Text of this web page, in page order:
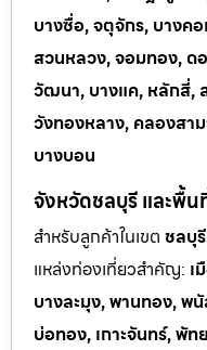
บางซื่อ, จตุจักร, บางค
สวนหลวง, จอมทอง, ด
วัฒนา, บางแค, หลักสี่,
วังทองหลาง, คลองสา
บางบอน
จังหวัดชลบุรี และพื้น
สำหรับลูกค้าในเขต ชลบุรี
แหล่งท่องเที่ยวสำคัญ: เ
บางละมุง, พานทอง, พ
บ่อทอง, เกาะจันทร์, พั